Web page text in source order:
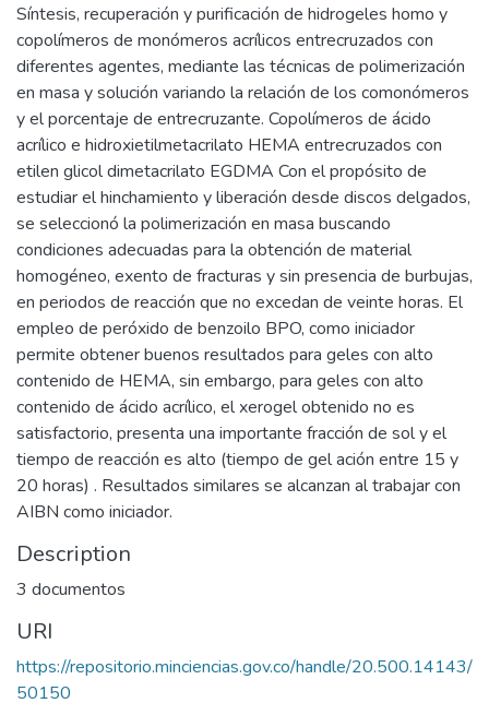
Síntesis, recuperación y purificación de hidrogeles homo y
copolímeros de monómeros acrílicos entrecruzados con
diferentes agentes, mediante las técnicas de polimerización
en masa y solución variando la relación de los comonómeros
y el porcentaje de entrecruzante. Copolímeros de ácido
acrílico e hidroxietilmetacrilato HEMA entrecruzados con
etilen glicol dimetacrilato EGDMA Con el propósito de
estudiar el hinchamiento y liberación desde discos delgados,
se seleccionó la polimerización en masa buscando
condiciones adecuadas para la obtención de material
homogéneo, exento de fracturas y sin presencia de burbujas,
en periodos de reacción que no excedan de veinte horas. El
empleo de peróxido de benzoilo BPO, como iniciador
permite obtener buenos resultados para geles con alto
contenido de HEMA, sin embargo, para geles con alto
contenido de ácido acrílico, el xerogel obtenido no es
satisfactorio, presenta una importante fracción de sol y el
tiempo de reacción es alto (tiempo de gel ación entre 15 y
20 horas) . Resultados similares se alcanzan al trabajar con
AIBN como iniciador.
Description
3 documentos
URI
https://repositorio.minciencias.gov.co/handle/20.500.14143/
50150